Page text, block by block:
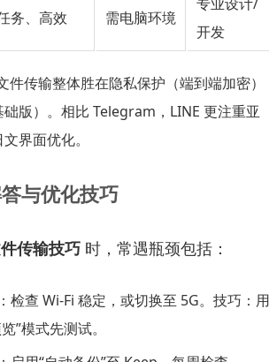
务、高效 需电脑环境
开发
件传输整体胜在隐私保护（端到端加密）
版）。相比 Telegram，LINE 更注重亚
界面优化。
与优化技巧
传输技巧时，常遇瓶颈包括：
检查 Wi-Fi 稳定，或切换至 5G。技巧：用
”模式先测试。